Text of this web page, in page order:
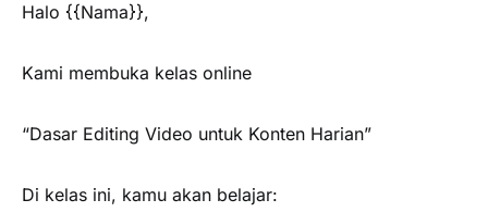
Halo {{Nama}},
Kami membuka kelas online
“Dasar Editing Video untuk Konten Harian”
Di kelas ini, kamu akan belajar: